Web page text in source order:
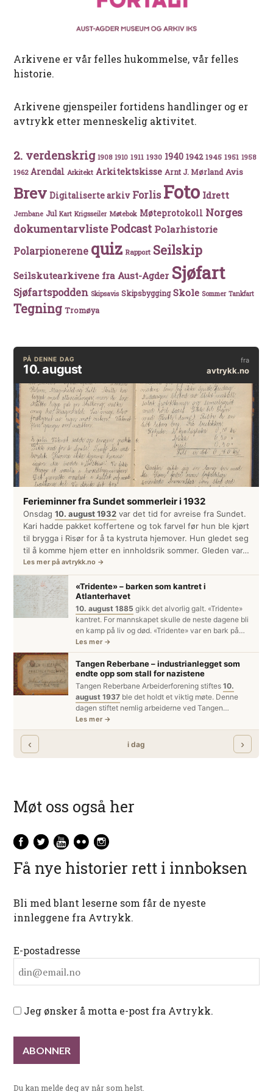
Arkivene er vår felles hukommelse, vår felles
historie.
Arkivene gjenspeiler fortidens handlinger og er
avtrykk etter menneskelig aktivitet.
2. verdenskrig 1908 1910 1911 1930 1940 1942 1945 1951 1958
1962 Arendal Arkitekt Arkitektskisse Arnt J. Mørland Avis
Brev Digitaliserte arkiv Forlis Foto Idrett
Jernbane Jul Kart Krigsseiler Møtebok Møteprotokoll Norges
dokumentarvlistePodcast Polarhistorie
Polarpionerene quiz Rapport Seilskip
Seilskutearkivene fra Aust-Agder Sjøfart
Sjøfartspodden Skipsavis Skipsbygging Skole Sommer Tankfart
Tegning Tromøya
Møt oss også her
Få nye historier rett i innboksen
Bli med blant leserne som får de nyeste
innleggene fra Avtrykk.
E-postadresse
Jeg ønsker å motta e-post fra Avtrykk.
Du kan melde deg av når som helst.